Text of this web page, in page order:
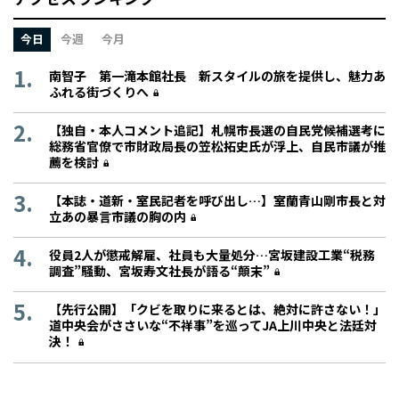
今日 今週 今月
南智子 第一滝本館社長 新スタイルの旅を提供し、魅力あ
ふれる街づくりへ
【独自・本人コメント追記】札幌市長選の自民党候補選考に
総務省官僚で市財政局長の笠松拓史氏が浮上、自民市議が推
薦を検討
【本誌・道新・室民記者を呼び出し…】室蘭青山剛市長と対
立あの暴言市議の胸の内
役員2人が懲戒解雇、社員も大量処分…宮坂建設工業“税務
調査”騒動、宮坂寿文社長が語る“顛末”
【先行公開】「クビを取りに来るとは、絶対に許さない！」
道中央会がささいな“不祥事”を巡ってJA上川中央と法廷対
決！